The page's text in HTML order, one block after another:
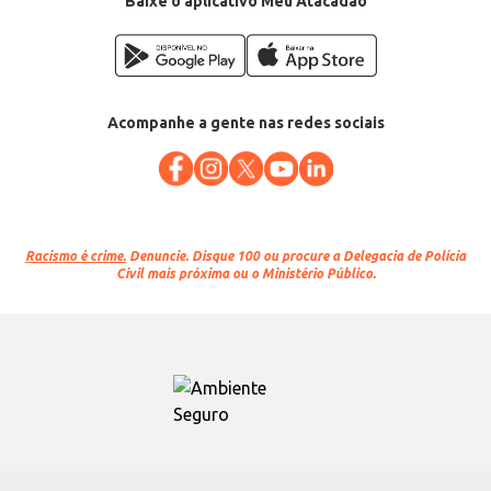
Acompanhe a gente nas redes sociais
Racismo é crime. Denuncie. Disque 100 ou procure a Delegacia de Polícia
Civil mais próxima ou o Ministério Público.